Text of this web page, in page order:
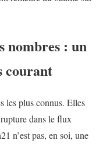
nombres : un
courant
les plus connus. Elles
dans le flux
n’est pas, en soi, une